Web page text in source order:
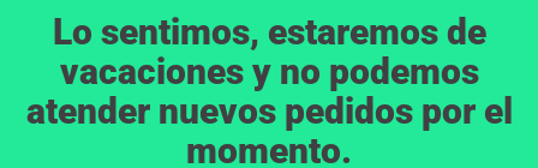
Lo sentimos, estaremos de
vacaciones y no podemos
atender nuevos pedidos por el
momento.